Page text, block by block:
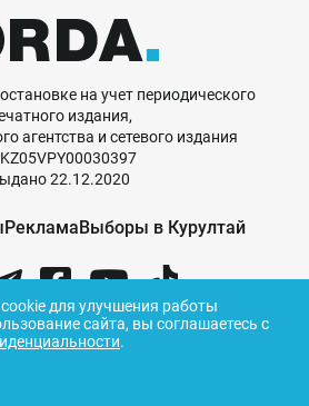
на учет периодического
издания,
агентства и сетевого издания
22.12.2020
РекламаВыборы в Курултай
использования
для улучшения работы
сайта, вы соглашаетесь с
.